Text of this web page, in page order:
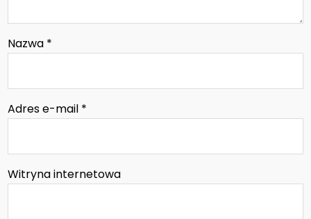
Nazwa *
Adres e-mail *
Witryna internetowa